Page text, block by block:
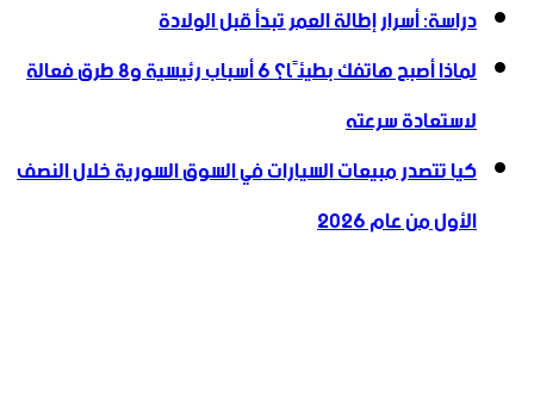
دراسة: أسرار إطالة العمر تبدأ قبل الولادة
لماذا أصبح هاتفك بطيئًا؟ 6 أسباب رئيسية و8 طرق فعالة
لاستعادة سرعته
كيا تتصدر مبيعات السيارات في السوق السورية خلال النصف
الأول من عام 2026